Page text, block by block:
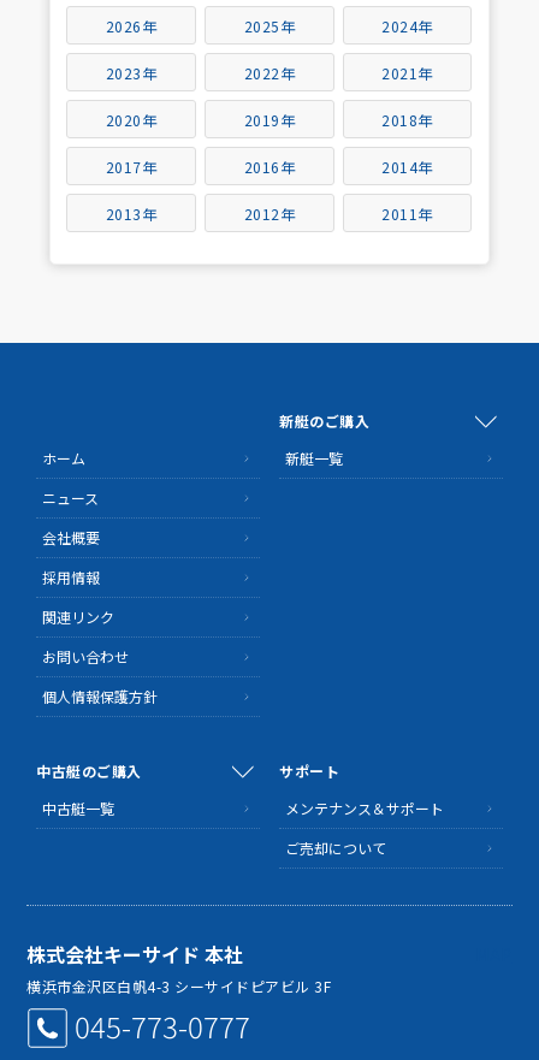
2026年 2025年 2024年
2023年 2022年 2021年
2020年 2019年 2018年
2017年 2016年 2014年
2013年 2012年 2011年
ホーム
ニュース
会社概要
採用情報
関連リンク
お問い合わせ
個人情報保護方針
新艇のご購入
新艇一覧
中古艇のご購入
中古艇一覧
サポート
メンテナンス＆サポート
ご売却について
株式会社キーサイド 本社
横浜市金沢区白帆4-3 シーサイドピアビル 3F
045-773-0777